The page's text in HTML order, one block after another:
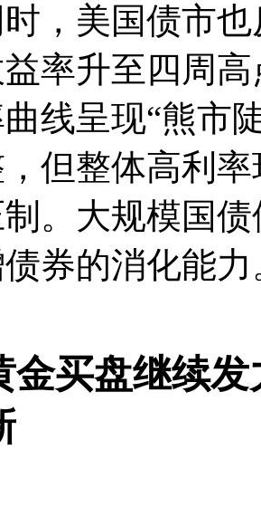
，美国债市
率升至四周
线呈现“熊市
但整体高利
。大规模国
券的消化能力
金买盘继续